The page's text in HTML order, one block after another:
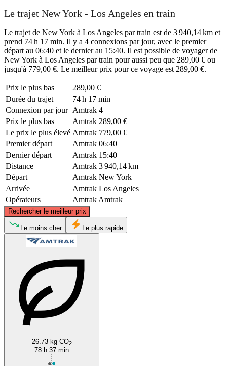
Le trajet New York - Los Angeles en train
Le trajet de New York à Los Angeles par train est de 3 940,14 km et
prend 74 h 17 min. Il y a 4 connexions par jour, avec le premier
départ au 06:40 et le dernier au 15:40. Il est possible de voyager de
New York à Los Angeles par train pour aussi peu que 289,00 € ou
jusqu'à 779,00 €. Le meilleur prix pour ce voyage est 289,00 €.
Prix ​​le plus bas
289,00 €
Durée du trajet
74 h 17 min
Connexion par jour Amtrak 4
Prix ​​le plus bas
Amtrak 289,00 €
Le prix le plus élevé Amtrak 779,00 €
Premier départ
Amtrak 06:40
Dernier départ
Amtrak 15:40
Distance
Amtrak 3 940,14 km
Départ
Amtrak New York
Arrivée
Amtrak Los Angeles
Opérateurs
Amtrak Amtrak
Rechercher le meilleur prix
Los Angeles, CA
©CARTO
Le moins cher Le plus rapide
26.73 kg CO2
78 h 37 min